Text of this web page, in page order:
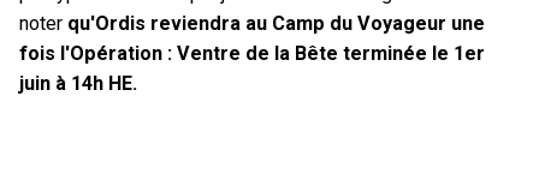
noter qu'Ordis reviendra au Camp du Voyageur une
fois l'Opération : Ventre de la Bête terminée le 1er
juin à 14h HE.